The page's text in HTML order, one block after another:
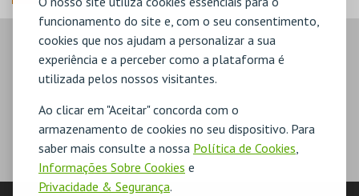
funcionamento do site e, com o seu consentimento,
cookies que nos ajudam a personalizar a sua
experiência e a perceber como a plataforma é
utilizada pelos nossos visitantes.
Ao clicar em "Aceitar" concorda com o
armazenamento de cookies no seu dispositivo. Para
saber mais consulte a nossa Política de Cookies
Informações Sobre Cookies e
Privacidade & Segurança.